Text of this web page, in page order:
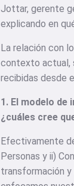
Jottar, gerente
explicando en
La relación con
contexto actual,
recibidas desde
1. El modelo de
¿cuáles cree
Efectivamente
Personas y ii)
transformación